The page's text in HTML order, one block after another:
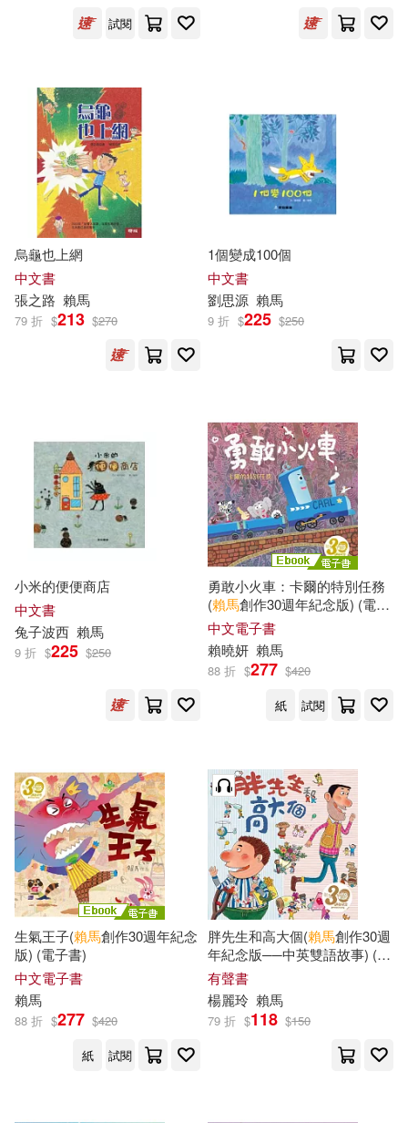
試閱
烏龜也上網
中文書
張之路 賴馬
79 折 $213 $270
1個變成100個
中文書
劉思源 賴馬
9 折 $225 $250
小米的便便商店
中文書
兔子波西 賴馬
9 折 $225 $250
勇敢小火車：卡爾的特別任務
(賴馬創作30週年紀念版) (電子
書)
中文電子書
賴曉妍 賴馬
88 折 $277 $420
紙
試閱
生氣王子(賴馬創作30週年紀念
版) (電子書)
中文電子書
賴馬
88 折 $277 $420
紙
試閱
胖先生和高大個(賴馬創作30週
年紀念版──中英雙語故事) (有
聲書)
有聲書
楊麗玲 賴馬
79 折 $118 $150